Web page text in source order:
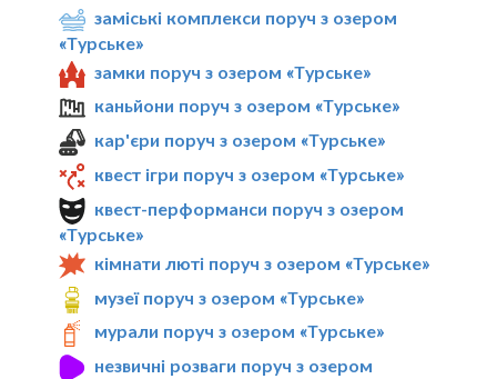
заміські комплекси поруч з озером
«Турське»
замки поруч з озером «Турське»
каньйони поруч з озером «Турське»
кар'єри поруч з озером «Турське»
квест ігри поруч з озером «Турське»
квест-перформанси поруч з озером
«Турське»
кімнати люті поруч з озером «Турське»
музеї поруч з озером «Турське»
мурали поруч з озером «Турське»
незвичні розваги поруч з озером